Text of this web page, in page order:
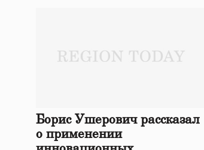
Борис Ушерович рассказал
о применении